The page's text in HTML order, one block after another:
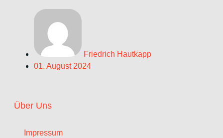
Friedrich Hautkapp
01. August 2024
Über Uns
Impressum